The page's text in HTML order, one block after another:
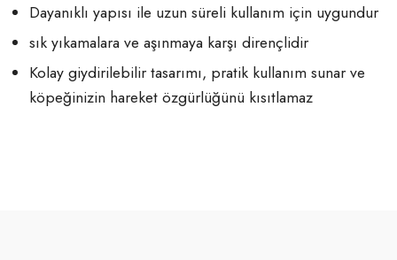
Dayanıklı yapısı ile uzun süreli kullanım için uygundur
sık yıkamalara ve aşınmaya karşı dirençlidir
Kolay giydirilebilir tasarımı, pratik kullanım sunar ve
köpeğinizin hareket özgürlüğünü kısıtlamaz